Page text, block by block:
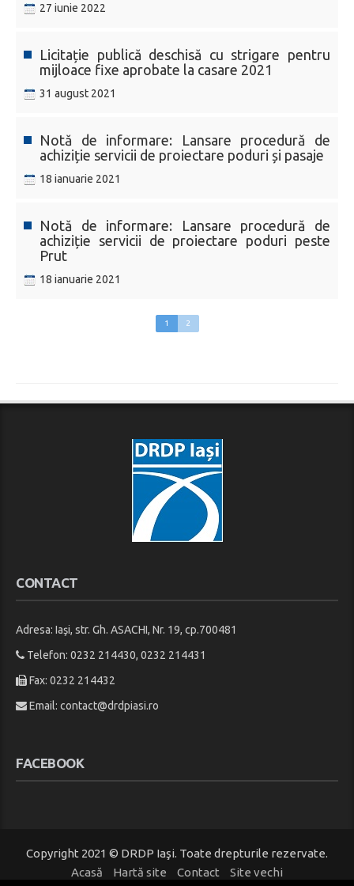
27 iunie 2022
Licitație publică deschisă cu strigare pentru
mijloace fixe aprobate la casare 2021
31 august 2021
Notă de informare: Lansare procedură de
achiziție servicii de proiectare poduri și pasaje
18 ianuarie 2021
Notă de informare: Lansare procedură de
achiziție servicii de proiectare poduri peste
Prut
18 ianuarie 2021
1 2
CONTACT
Adresa: Iaşi, str. Gh. ASACHI, Nr. 19, cp.700481
Telefon: 0232 214430, 0232 214431
Fax: 0232 214432
Email: contact@drdpiasi.ro
FACEBOOK
Copyright 2021 © DRDP Iaşi. Toate drepturile rezervate.
Acasă
Hartă site Contact Site vechi